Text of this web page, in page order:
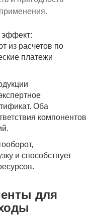
эффект:
из расчетов по
платежи
Оба
компонентов
и способствует
для